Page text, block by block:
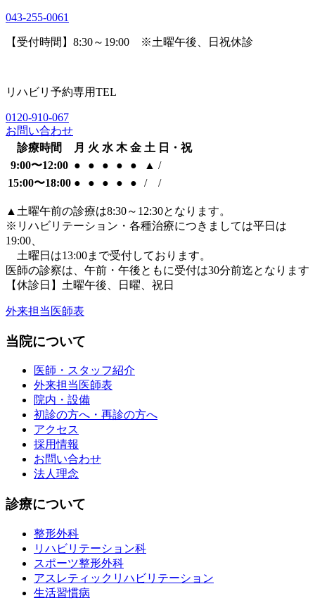
043-255-0061
【受付時間】8:30～19:00 ※土曜午後、日祝休診
リハビリ予約専用TEL
0120-910-067
お問い合わせ
診療時間
月 火 水 木 金 土 日・祝
9:00〜12:00 ● ● ● ● ● ▲ /
15:00〜18:00 ● ● ● ● ● / /
▲ 土曜午前の診療は8:30～12:30となります。
※リハビリテーション・各種治療につきましては平日は
19:00、
土曜日は13:00まで受付しております。
医師の診察は、午前・午後ともに受付は30分前迄となります
【休診日】土曜午後、日曜、祝日
外来担当医師表
当院について
医師・スタッフ紹介
外来担当医師表
院内・設備
初診の方へ・再診の方へ
アクセス
採用情報
お問い合わせ
法人理念
診療について
整形外科
リハビリテーション科
スポーツ整形外科
アスレティックリハビリテーション
生活習慣病